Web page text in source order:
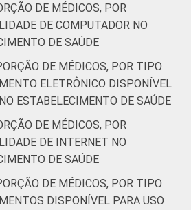
corrigida em maio de 2015.
acesse
resultados-da-pesquisa-tic-
médicos. Dados coletados
de 2013 e agosto de 2013.
com acesso às TIC o
tem à disposição, para uso
computador de
portátil, tablet ou celular.
DE MÉDICOS, POR
DE COMPUTADOR NO
DE SAÚDE
DE MÉDICOS, POR TIPO
ELETRÔNICO DISPONÍVEL
ESTABELECIMENTO DE SAÚDE
DE MÉDICOS, POR
DE INTERNET NO
DE SAÚDE
DE MÉDICOS, POR TIPO
DISPONÍVEL PARA USO